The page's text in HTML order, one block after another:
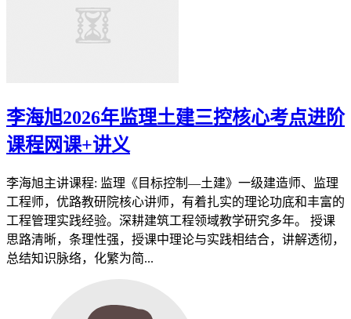
李海旭2026年监理土建三控核心考点进阶
课程网课+讲义
李海旭主讲课程: 监理《目标控制—土建》一级建造师、监理
工程师，优路教研院核心讲师，有着扎实的理论功底和丰富的
工程管理实践经验。深耕建筑工程领域教学研究多年。 授课
思路清晰，条理性强，授课中理论与实践相结合，讲解透彻，
总结知识脉络，化繁为简...